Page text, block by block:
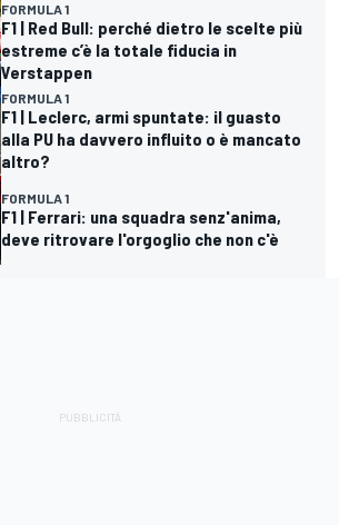
FORMULA 1
F1 | Red Bull: perché dietro le scelte più
estreme c’è la totale fiducia in
Verstappen
FORMULA 1
F1 | Leclerc, armi spuntate: il guasto
alla PU ha davvero influito o è mancato
altro?
FORMULA 1
F1 | Ferrari: una squadra senz'anima,
deve ritrovare l'orgoglio che non c'è